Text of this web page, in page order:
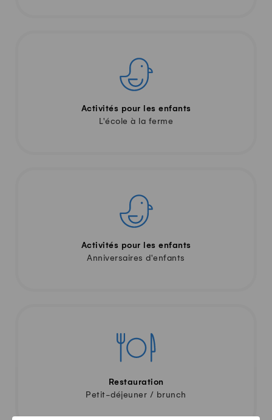
Activités pour les enfants
L'école à la ferme
Activités pour les enfants
Anniversaires d'enfants
Restauration
Petit-déjeuner / brunch